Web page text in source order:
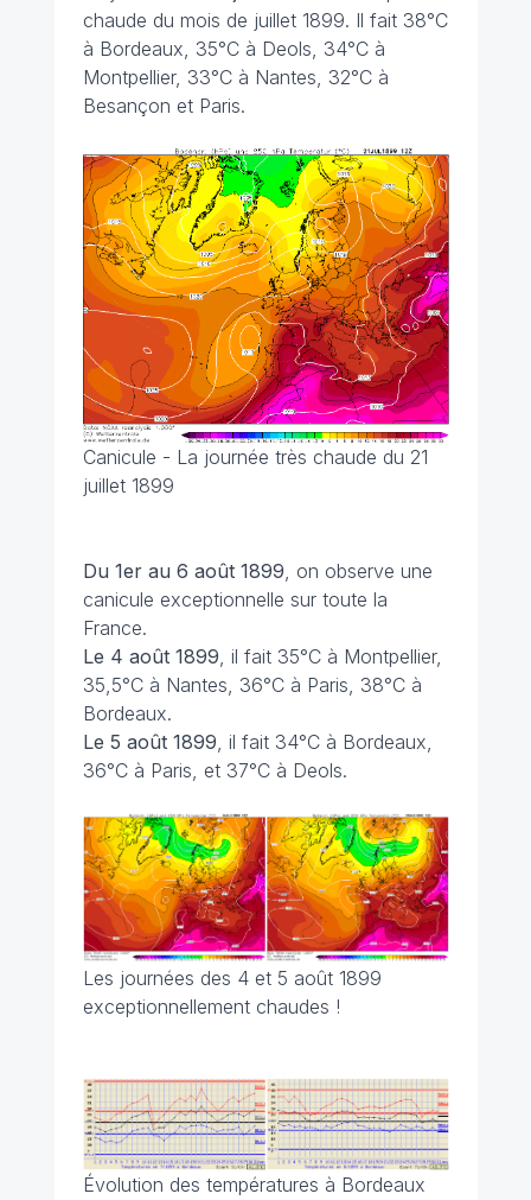
chaude du mois de juillet 1899. Il fait 38°C
à Bordeaux, 35°C à Deols, 34°C à
Montpellier, 33°C à Nantes, 32°C à
Besançon et Paris.
Canicule - La journée très chaude du 21
juillet 1899
Du 1er au 6 août 1899, on observe une
canicule exceptionnelle sur toute la
France.
Le 4 août 1899, il fait 35°C à Montpellier,
35,5°C à Nantes, 36°C à Paris, 38°C à
Bordeaux.
Le 5 août 1899, il fait 34°C à Bordeaux,
36°C à Paris, et 37°C à Deols.
Les journées des 4 et 5 août 1899
exceptionnellement chaudes !
Évolution des températures à Bordeaux